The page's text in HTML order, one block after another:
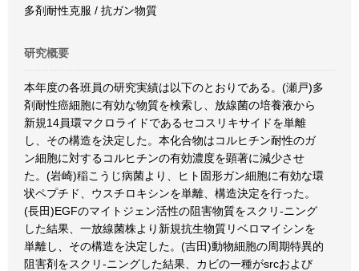
多剤耐性克服 / 抗ガン物質
研究概要
本年度の各班員の研究実績は以下のとおりである。(瀬戸)多
剤耐性癌細胞に有効な物質を検索し、放線菌の培養液から
新規14員環マクロライドであるセコスリキサイドを単離
し、その構造を決定した。本化合物はコルヒチン耐性のガ
ン細胞に対するコルヒチンの有効濃度を顕著に減少させ
た。(岩崎)稲こうじ病菌より、ヒト固形ガン細胞に有効な環
状ペプチド、ウスチロキシンを単離、構造決定を行った。
(長田)EGFのマイトジェン活性の阻害物質をスクリ-ニング
した結果、一放線菌株より新規抗生物質リベロマイシンを
単離し、その構造を決定した。(吉田)動物細胞の周期特異的
阻害剤をスクリ-ニングした結果、カビの一種がsrcおよび